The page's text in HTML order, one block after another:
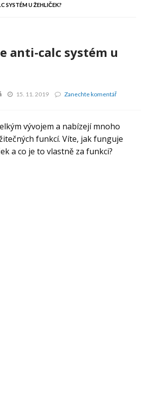
SYSTÉM U ŽEHLIČEK?
anti-calc systém u
15. 11. 2019 Zanechte komentářJak
systém
u
vývojem a nabízejí mnoho
funkcí. Víte, jak funguje
a co je to vlastně za funkci?